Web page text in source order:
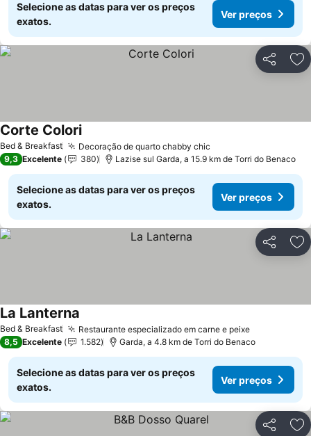
Selecione as datas para ver os preços
exatos.
Ver preços
Partilhar
Bed & Breakfast Decoração de quarto chabby chic
Corte ColoriVer preços
9,3 Excelente 380 Lazise sul Garda, a 15.9 km de Torri do Benaco
Selecione as datas para ver os preços
exatos.
Ver preços
Partilhar
Bed & Breakfast Restaurante especializado em carne e peixeVer preços
La Lanterna
8,5 Excelente 1.582 Garda, a 4.8 km de Torri do Benaco
Selecione as datas para ver os preços
exatos.
Ver preços
Partilhar